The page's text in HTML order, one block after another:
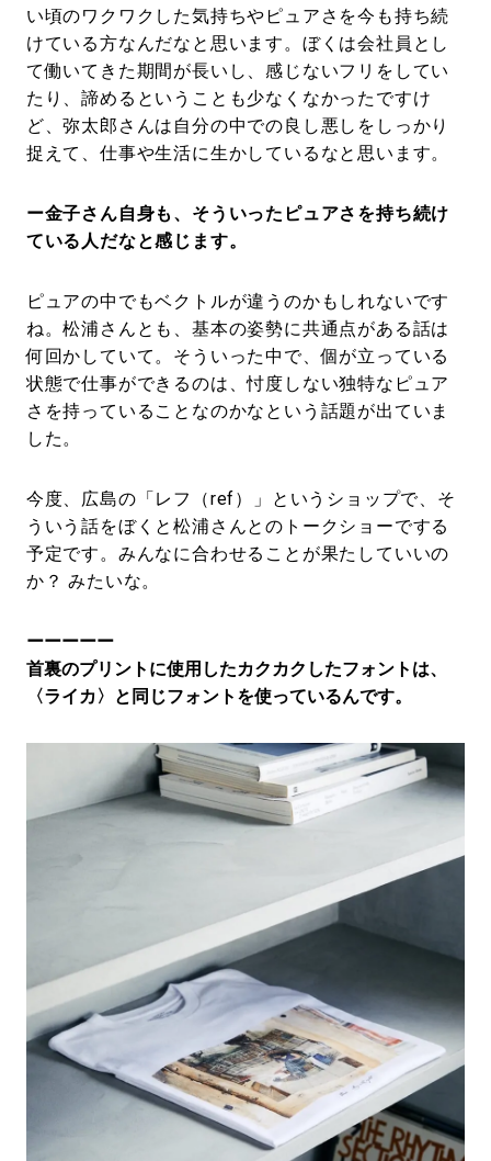
い頃のワクワクした気持ちやピュアさを今も持ち続
けている方なんだなと思います。ぼくは会社員とし
て働いてきた期間が長いし、感じないフリをしてい
たり、諦めるということも少なくなかったですけ
ど、弥太郎さんは自分の中での良し悪しをしっかり
捉えて、仕事や生活に生かしているなと思います。
ー金子さん自身も、そういったピュアさを持ち続け
ている人だなと感じます。
ピュアの中でもベクトルが違うのかもしれないです
ね。松浦さんとも、基本の姿勢に共通点がある話は
何回かしていて。そういった中で、個が立っている
状態で仕事ができるのは、忖度しない独特なピュア
さを持っていることなのかなという話題が出ていま
した。
今度、広島の「レフ（ref）」というショップで、そ
ういう話をぼくと松浦さんとのトークショーでする
予定です。みんなに合わせることが果たしていいの
か？ みたいな。
ーーーーー
首裏のプリントに使用したカクカクしたフォントは、
〈ライカ〉と同じフォントを使っているんです。